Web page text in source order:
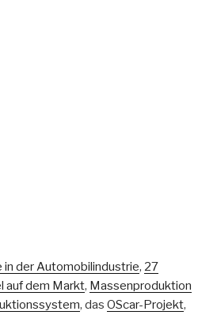
in der Automobilindustrie, 27
auf dem Markt, Massenproduktion
, das OScar-Projekt,